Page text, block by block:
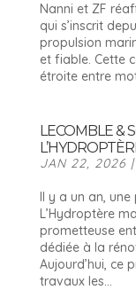
Nanni et ZF
qui s’inscrit
propulsion
et fiable. Cette
étroite entre
LECOMBLE &
JAN 22, 2026 |
Il y a un an,
L’Hydroptère
prometteuse
dédiée à la
Aujourd’hui, ce
travaux les...